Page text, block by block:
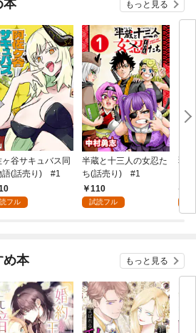
本 もっと見る
ヶ谷サキュバス同
語(話売り) #1
フル
半蔵と十三人の女忍た
ち(話売り) #1
110
試読フル
弱
め本 もっと見る